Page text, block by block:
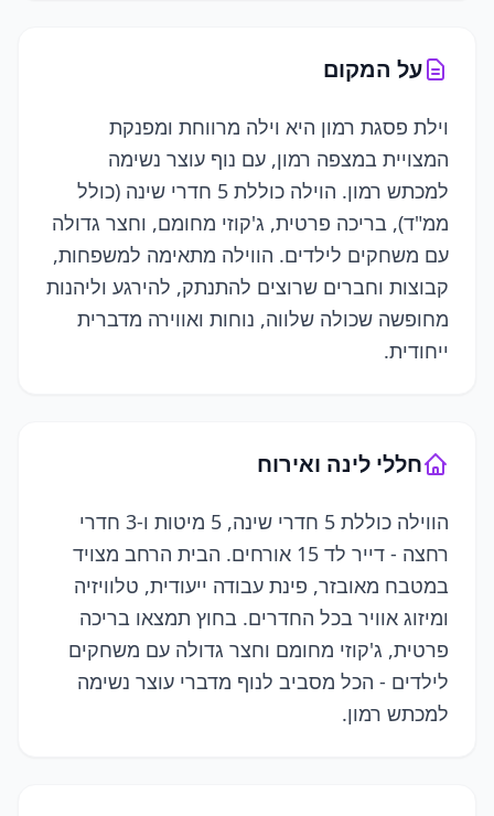
על המקום
וילת פסגת רמון היא וילה מרווחת ומפנקת
המצויית במצפה רמון, עם נוף עוצר נשימה
למכתש רמון. הוילה כוללת 5 חדרי שינה (כולל
ממ"ד), בריכה פרטית, ג'קוזי מחומם, וחצר גדולה
עם משחקים לילדים. הווילה מתאימה למשפחות,
קבוצות וחברים שרוצים להתנתק, להירגע וליהנות
מחופשה שכולה שלווה, נוחות ואווירה מדברית
ייחודית.
חללי לינה ואירוח
הווילה כוללת 5 חדרי שינה, 5 מיטות ו-3 חדרי
רחצה - דייר לד 15 אורחים. הבית הרחב מצויד
במטבח מאובזר, פינת עבודה ייעודית, טלוויזיה
ומיזוג אוויר בכל החדרים. בחוץ תמצאו בריכה
פרטית, ג'קוזי מחומם וחצר גדולה עם משחקים
לילדים - הכל מסביב לנוף מדברי עוצר נשימה
למכתש רמון.